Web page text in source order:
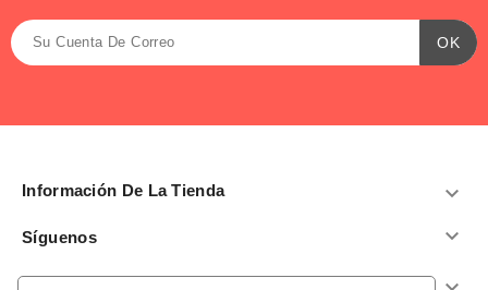
Información De La Tienda 
Síguenos 